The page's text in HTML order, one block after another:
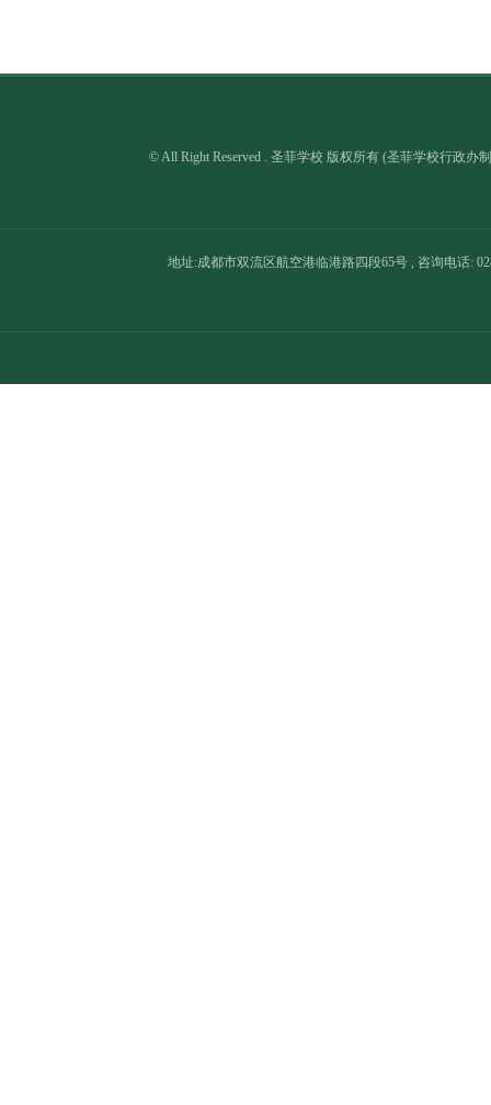
© All Right Reserved . 圣菲学校 版权所有 (圣菲学校行政办
地址:成都市双流区航空港临港路四段65号 , 咨询电话: